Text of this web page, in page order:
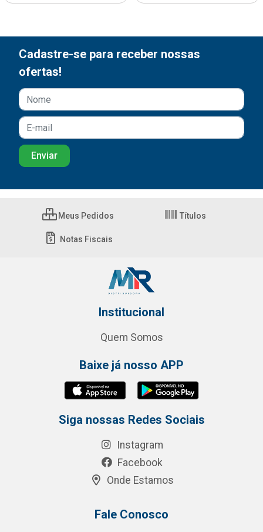
Cadastre-se para receber nossas
ofertas!
Meus Pedidos Títulos
Notas Fiscais
Institucional
Quem Somos
Baixe já nosso APP
Siga nossas Redes Sociais
Instagram
Facebook
Onde Estamos
Fale Conosco